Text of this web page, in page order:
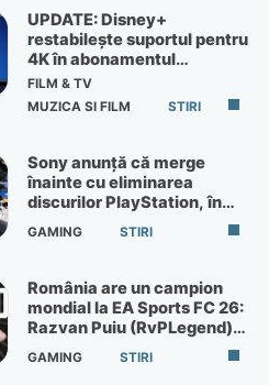
UPDATE: Disney+
restabilește suportul pentru
4K în abonamentul
Premium
FILM & TV
MUZICA SI FILM
STIRI
Sony anunță că merge
înainte cu eliminarea
discurilor PlayStation, în
ciuda protestelor
GAMING STIRI
România are un campion
mondial la EA Sports FC 26:
Razvan Puiu (RvPLegend)
câștigă turneul de la Paris
GAMING STIRI